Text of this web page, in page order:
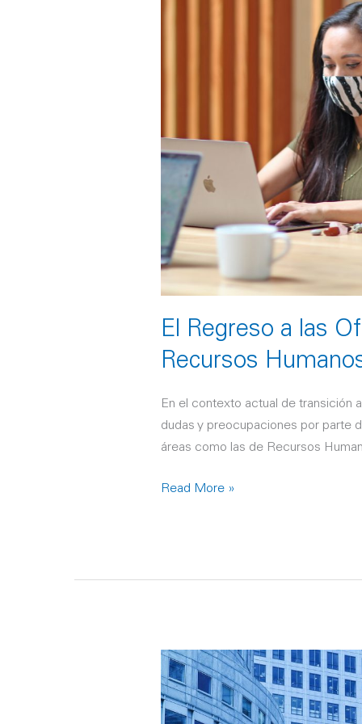
El Regreso a las
Recursos
En el contexto actual de transición
dudas y preocupaciones por parte
áreas como las de Recursos
Humanos
Read More »
¿Cuáles
son
los